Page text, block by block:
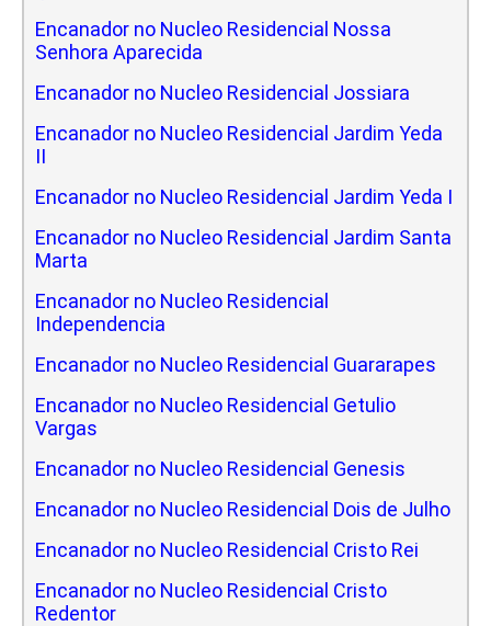
Encanador no Nucleo Residencial Nossa
Senhora Aparecida
Encanador no Nucleo Residencial Jossiara
Encanador no Nucleo Residencial Jardim Yeda
II
Encanador no Nucleo Residencial Jardim Yeda I
Encanador no Nucleo Residencial Jardim Santa
Marta
Encanador no Nucleo Residencial
Independencia
Encanador no Nucleo Residencial Guararapes
Encanador no Nucleo Residencial Getulio
Vargas
Encanador no Nucleo Residencial Genesis
Encanador no Nucleo Residencial Dois de Julho
Encanador no Nucleo Residencial Cristo Rei
Encanador no Nucleo Residencial Cristo
Redentor